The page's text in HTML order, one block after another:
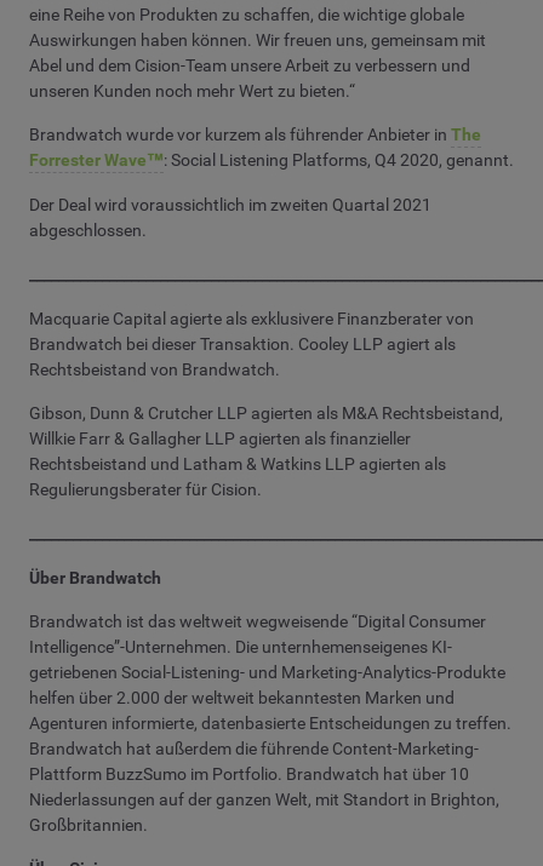
eine Reihe von Produkten zu schaffen, die wichtige globale
Auswirkungen haben können. Wir freuen uns, gemeinsam mit
Abel und dem Cision-Team unsere Arbeit zu verbessern und
unseren Kunden noch mehr Wert zu bieten.“
Brandwatch wurde vor kurzem als führender Anbieter in The
Forrester Wave™: Social Listening Platforms, Q4 2020, genannt.
Der Deal wird voraussichtlich im zweiten Quartal 2021
abgeschlossen.
Macquarie Capital agierte als exklusivere Finanzberater von
Brandwatch bei dieser Transaktion. Cooley LLP agiert als
Rechtsbeistand von Brandwatch.
Gibson, Dunn & Crutcher LLP agierten als M&A Rechtsbeistand,
Willkie Farr & Gallagher LLP agierten als finanzieller
Rechtsbeistand und Latham & Watkins LLP agierten als
Regulierungsberater für Cision.
Über Brandwatch
Brandwatch ist das weltweit wegweisende “Digital Consumer
Intelligence”-Unternehmen. Die unternhemenseigenes KI-
getriebenen Social-Listening- und Marketing-Analytics-Produkte
helfen über 2.000 der weltweit bekanntesten Marken und
Agenturen informierte, datenbasierte Entscheidungen zu treffen.
Brandwatch hat außerdem die führende Content-Marketing-
Plattform BuzzSumo im Portfolio. Brandwatch hat über 10
Niederlassungen auf der ganzen Welt, mit Standort in Brighton,
Großbritannien.